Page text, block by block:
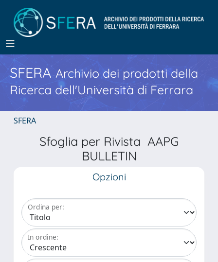
SFERA Archivio dei prodotti della
Ricerca dell'Università di Ferrara
SFERA
Sfoglia per Rivista AAPG
BULLETIN
Opzioni
Ordina per:
In ordine: